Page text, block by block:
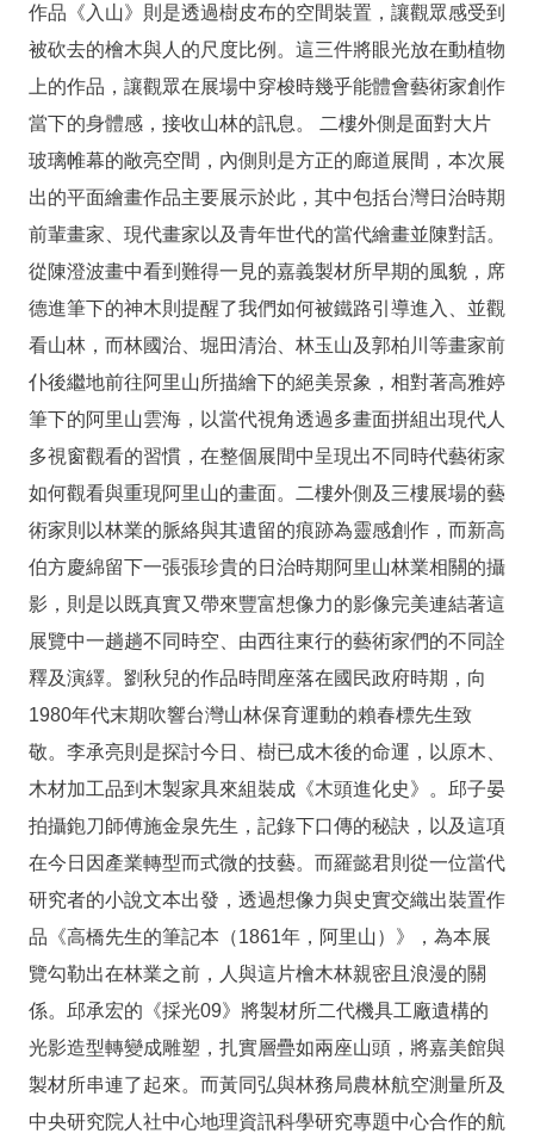
情
作品《入山》則是透過樹皮布的空間裝置，讓觀眾感受到
被砍去的檜木與人的尺度比例。這三件將眼光放在動植物
上的作品，讓觀眾在展場中穿梭時幾乎能體會藝術家創作
當下的身體感，接收山林的訊息。 二樓外側是面對大片
玻璃帷幕的敞亮空間，內側則是方正的廊道展間，本次展
出的平面繪畫作品主要展示於此，其中包括台灣日治時期
前輩畫家、現代畫家以及青年世代的當代繪畫並陳對話。
從陳澄波畫中看到難得一見的嘉義製材所早期的風貌，席
德進筆下的神木則提醒了我們如何被鐵路引導進入、並觀
看山林，而林國治、堀田清治、林玉山及郭柏川等畫家前
仆後繼地前往阿里山所描繪下的絕美景象，相對著高雅婷
筆下的阿里山雲海，以當代視角透過多畫面拼組出現代人
多視窗觀看的習慣，在整個展間中呈現出不同時代藝術家
如何觀看與重現阿里山的畫面。二樓外側及三樓展場的藝
術家則以林業的脈絡與其遺留的痕跡為靈感創作，而新高
伯方慶綿留下一張張珍貴的日治時期阿里山林業相關的攝
影，則是以既真實又帶來豐富想像力的影像完美連結著這
展覽中一趟趟不同時空、由西往東行的藝術家們的不同詮
釋及演繹。劉秋兒的作品時間座落在國民政府時期，向
1980年代末期吹響台灣山林保育運動的賴春標先生致
敬。李承亮則是探討今日、樹已成木後的命運，以原木、
木材加工品到木製家具來組裝成《木頭進化史》。邱子晏
拍攝鉋刀師傅施金泉先生，記錄下口傳的秘訣，以及這項
在今日因產業轉型而式微的技藝。而羅懿君則從一位當代
研究者的小說文本出發，透過想像力與史實交織出裝置作
品《⾼橋先⽣的筆記本（1861年，阿⾥⼭）》，為本展
覽勾勒出在林業之前，人與這片檜木林親密且浪漫的關
係。邱承宏的《採光09》將製材所二代機具工廠遺構的
光影造型轉變成雕塑，扎實層疊如兩座山頭，將嘉美館與
製材所串連了起來。而黃同弘與林務局農林航空測量所及
中央研究院人社中心地理資訊科學研究專題中心合作的航